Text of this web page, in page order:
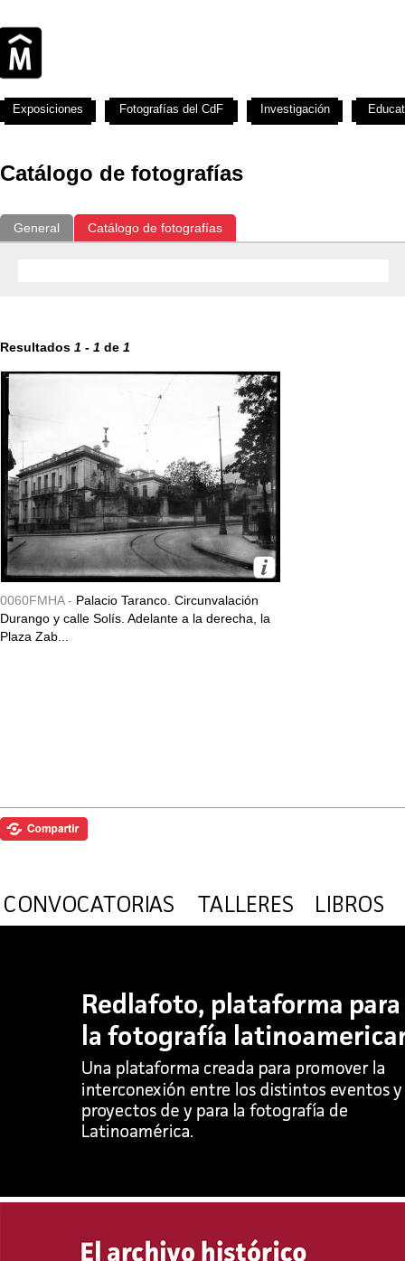
Catálogo de fotografías
General Catálogo de fotografías
Resultados 1 - 1 de 1
0060FMHA - Palacio Taranco. Circunvalación
Durango y calle Solís. Adelante a la derecha, la
Plaza Zab...
Exposiciones Fotografías del CdF Investigación